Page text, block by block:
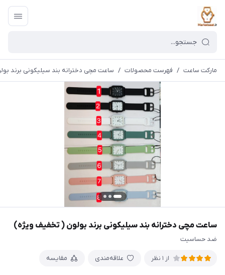
مارکت ساعت / فهرست محصولات / ساعت مچی دخترانه بند سیلیکونی برند
ساعت مچی دخترانه بند سیلیکونی برند بولون ( تخفیف ویژه)
ضد حساسیت
از 1 نظر علاقه‌مندی مقایسه